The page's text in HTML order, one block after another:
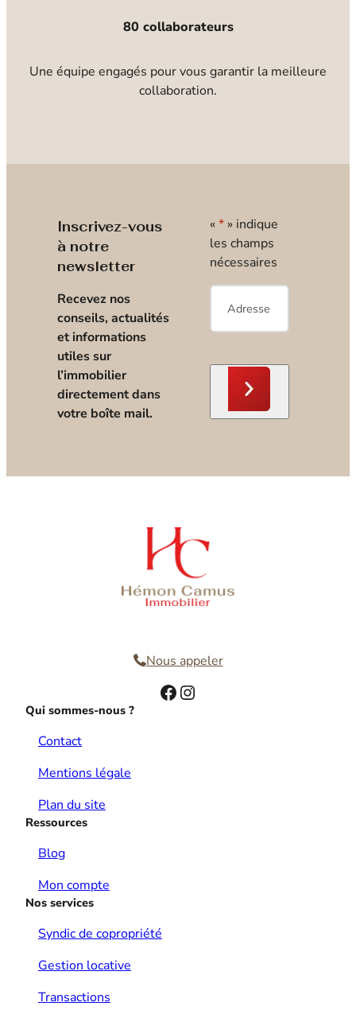
80 collaborateurs
Une équipe engagés pour vous garantir la meilleure
collaboration.
Inscrivez-vous
à notre
newsletter
Recevez nos
conseils, actualités
et informations
utiles sur
l’immobilier
directement dans
votre boîte mail.
« * » indique
les champs
nécessaires
E-
mail*
Nous appeler
Facebook Instagram
Qui sommes-nous ?
Contact
Mentions légale
Plan du site
Ressources
Blog
Mon compte
Nos services
Syndic de copropriété
Gestion locative
Transactions